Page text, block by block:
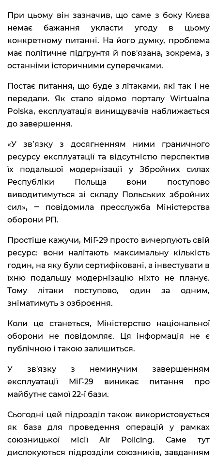
При цьому він зазначив, що саме з боку Києва
немає бажання укласти угоду в цьому
конкретному питанні. На його думку, проблема
має політичне підґрунтя й пов'язана, зокрема, з
останніми історичними суперечками.
Постає питання, що буде з літаками, які так і не
передали. Як стало відомо порталу Wirtualna
Polska, експлуатація винищувачів наближається
до завершення.
«У зв’язку з досягненням ними граничного
ресурсу експлуатації та відсутністю перспектив
їх подальшої модернізації у Збройних силах
Республіки Польща вони поступово
виводитимуться зі складу Польських збройних
сил», ‒ повідомила пресслужба Міністерства
оборони РП.
Простіше кажучи, МіГ-29 просто вичерпують свій
ресурс: вони налітають максимальну кількість
годин, на яку були сертифіковані, а інвестувати в
їхню подальшу модернізацію ніхто не планує.
Тому літаки поступово, один за одним,
зніматимуть з озброєння.
Коли це станеться, Міністерство національної
оборони не повідомляє. Ця інформація не є
публічною і такою залишиться.
У зв'язку з неминучим завершенням
експлуатації МіГ-29 виникає питання про
майбутнє самої 22-ї бази.
Сьогодні цей підрозділ також використовується
як база для проведення операцій у рамках
союзницької місії Air Policing. Саме тут
дислокуються підрозділи союзників, завданням